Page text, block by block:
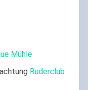
Mühle
Ruderclub